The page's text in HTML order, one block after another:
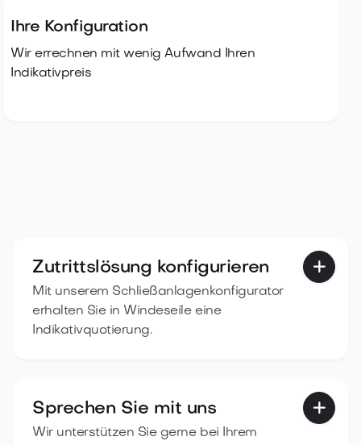
Ihre Konfiguration
Wir errechnen mit wenig Aufwand Ihren
Indikativpreis
Zutrittslösung konfigurieren
Mit unserem Schließanlagenkonfigurator
erhalten Sie in Windeseile eine
Indikativquotierung.

Sprechen Sie mit uns
Wir unterstützen Sie gerne bei Ihrem
